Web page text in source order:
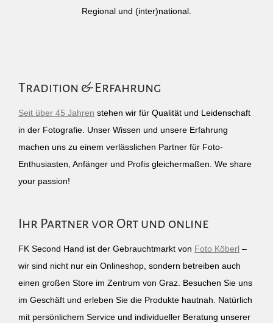
Regional und (inter)national.
Tradition & Erfahrung
Seit über 45 Jahren stehen wir für Qualität und Leidenschaft
in der Fotografie. Unser Wissen und unsere Erfahrung
machen uns zu einem verlässlichen Partner für Foto-
Enthusiasten, Anfänger und Profis gleichermaßen. We share
your passion!
Ihr Partner vor Ort und online
FK Second Hand ist der Gebrauchtmarkt von Foto Köberl –
wir sind nicht nur ein Onlineshop, sondern betreiben auch
einen großen Store im Zentrum von Graz. Besuchen Sie uns
im Geschäft und erleben Sie die Produkte hautnah. Natürlich
mit persönlichem Service und individueller Beratung unserer